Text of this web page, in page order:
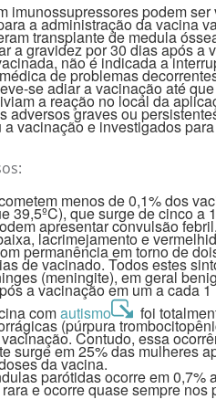
imunossupressores podem
a administração da vacina
transplante de medula
a gravidez por 30 dias após
não é indicada a
de problemas
se adiar a vacinação até
a reação no local da
adversos graves ou
vacinação e investigados
menos de 0,1% dos
39,5ºC), que surge de cinco
apresentar convulsão
lacrimejamento e
permanência em torno de
de vacinado. Todos estes
(meningite), em geral
a vacinação em um a cada
comautismo foi
(púrpura
Contudo, essa
surge em 25% das mulheres
da vacina.
parótidas ocorre em
e ocorre quase sempre